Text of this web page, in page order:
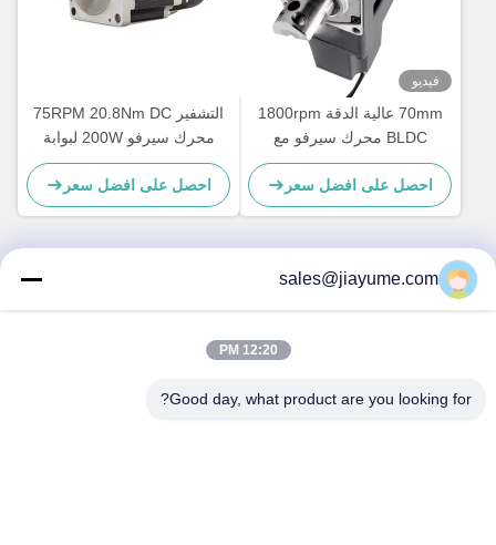
فيديو
70mm عالية الدقة 1800rpm
BLDC محرك سيرفو مع
صناديق التروس المتكاملة
للقومة العكسيّة العالية والحمل
الزائد للخدمة
احصل على افضل سعر
التشفير 75RPM 20.8Nm DC
محرك سيرفو 200W لبوابة
حاجز التأرجح
احصل على افضل سعر
اتصال سريع
sales@jiayume.com
12:20 PM
Good day, what product are you looking for?